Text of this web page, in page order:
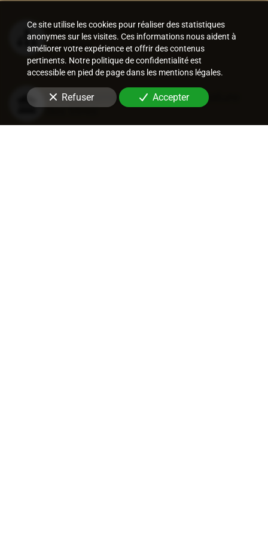
Procédures de recouvrement
amiable
Recouvrement judiciaire et nature
des titres
Ce site utilise les cookies pour réaliser des statistiques
anonymes sur les visites. Ces informations nous aident à
améliorer votre expérience et offrir des contenus
pertinents. Notre politique de confidentialité est
accessible en pied de page dans les mentions légales.
Refuser Accepter